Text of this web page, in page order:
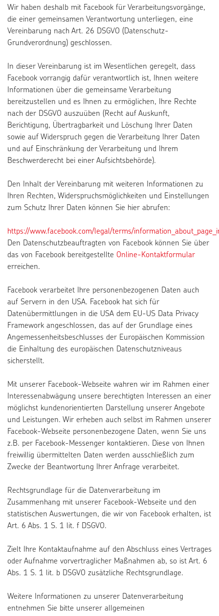
Wir haben deshalb mit Facebook für Verarbeitungsvorgänge,
die einer gemeinsamen Verantwortung unterliegen, eine
Vereinbarung nach Art. 26 DSGVO (Datenschutz-
Grundverordnung) geschlossen.
In dieser Vereinbarung ist im Wesentlichen geregelt, dass
Facebook vorrangig dafür verantwortlich ist, Ihnen weitere
Informationen über die gemeinsame Verarbeitung
bereitzustellen und es Ihnen zu ermöglichen, Ihre Rechte
nach der DSGVO auszuüben (Recht auf Auskunft,
Berichtigung, Übertragbarkeit und Löschung Ihrer Daten
sowie auf Widerspruch gegen die Verarbeitung Ihrer Daten
und auf Einschränkung der Verarbeitung und Ihrem
Beschwerderecht bei einer Aufsichtsbehörde).
Den Inhalt der Vereinbarung mit weiteren Informationen zu
Ihren Rechten, Widerspruchsmöglichkeiten und Einstellungen
zum Schutz Ihrer Daten können Sie hier abrufen:
https://www.facebook.com/legal/terms/
Den Datenschutzbeauftragten von Facebook können Sie über
das von Facebook bereitgestellte Online-Kontaktformular
erreichen.
Facebook verarbeitet Ihre personenbezogenen Daten auch
auf Servern in den USA. Facebook hat sich für
Datenübermittlungen in die USA dem EU-US Data Privacy
Framework angeschlossen, das auf der Grundlage eines
Angemessenheitsbeschlusses der Europäischen Kommission
die Einhaltung des europäischen Datenschutzniveaus
sicherstellt.
Mit unserer Facebook-Webseite wahren wir im Rahmen einer
Interessenabwägung unsere berechtigten Interessen an einer
möglichst kundenorientierten Darstellung unserer Angebote
und Leistungen. Wir erheben auch selbst im Rahmen unserer
Facebook-Webseite personenbezogene Daten, wenn Sie uns
z.B. per Facebook-Messenger kontaktieren. Diese von Ihnen
freiwillig übermittelten Daten werden ausschließlich zum
Zwecke der Beantwortung Ihrer Anfrage verarbeitet.
Rechtsgrundlage für die Datenverarbeitung im
Zusammenhang mit unserer Facebook-Webseite und den
statistischen Auswertungen, die wir von Facebook erhalten, ist
Art. 6 Abs. 1 S. 1 lit. f DSGVO.
Zielt Ihre Kontaktaufnahme auf den Abschluss eines Vertrages
oder Aufnahme vorvertraglicher Maßnahmen ab, so ist Art. 6
Abs. 1 S. 1 lit. b DSGVO zusätzliche Rechtsgrundlage.
Weitere Informationen zu unserer Datenverarbeitung
entnehmen Sie bitte unserer allgemeinen